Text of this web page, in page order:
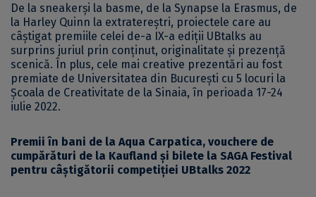
De la sneakerși la basme, de la Synapse la Erasmus, de
la Harley Quinn la extratereștri, proiectele care au
câștigat premiile celei de-a IX-a ediții UBtalks au
surprins juriul prin conținut, originalitate și prezență
scenică. În plus, cele mai creative prezentări au fost
premiate de Universitatea din București cu 5 locuri la
Școala de Creativitate de la Sinaia, în perioada 17-24
iulie 2022.
Premii în bani de la Aqua Carpatica, vouchere de
cumpărături de la Kaufland și bilete la SAGA Festival
pentru câștigătorii competiției UBtalks 2022